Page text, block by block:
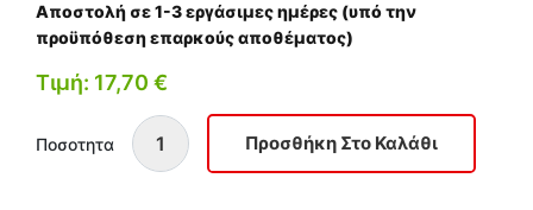
Αποστολή σε 1-3 εργάσιμες ημέρες (υπό την
προϋπόθεση επαρκούς αποθέματος)
Τιμή: 17,70 €
Ποσοτητα